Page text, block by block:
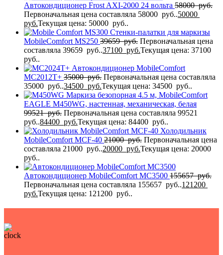
Автокондиционер Frost AXI-2000 24 вольта 58000руб.
Первоначальная цена составляла 58000 руб..50000
руб.Текущая цена: 50000 руб..
Стенки-палатки для маркизы
MobileComfort MS250 39659руб. Первоначальная цена
составляла 39659 руб..37100 руб.Текущая цена: 37100
руб..
Автокондиционер MobileComfort
MC2012T+ 35000руб. Первоначальная цена составляла
35000 руб..34500 руб.Текущая цена: 34500 руб..
Маркиза безопорная 4.5 м, MobileComfort
EAGLE M450WG, настенная, механическая, белая
99521руб. Первоначальная цена составляла 99521
руб..84400 руб.Текущая цена: 84400 руб..
Холодильник
MobileComfort MCF-40 21000руб. Первоначальная цена
составляла 21000 руб..20000 руб.Текущая цена: 20000
руб..
Автокондиционер MobileComfort MC3500 155657руб.
Первоначальная цена составляла 155657 руб..121200
руб.Текущая цена: 121200 руб..